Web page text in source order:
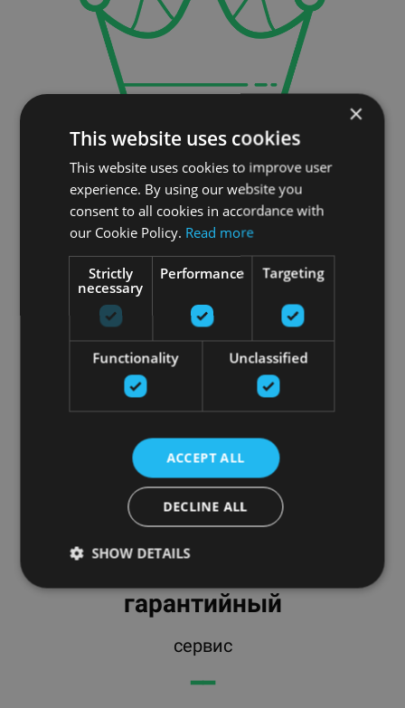
официальный
дилер
━━
для всех товаров обеспечиваем
гарантийный
сервис
━━
×
This website uses cookies
This website uses cookies to improve user
experience. By using our website you
consent to all cookies in accordance with
our Cookie Policy. Read more
Strictly
necessary
Performance Targeting
Functionality Unclassified
ACCEPT ALL
DECLINE ALL
SHOW DETAILS